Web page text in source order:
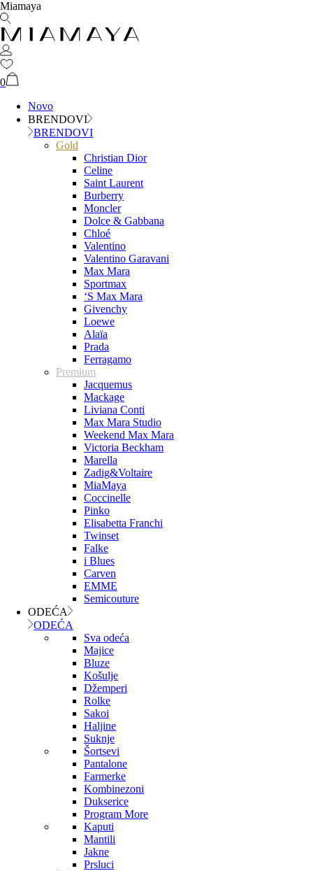
Miamaya
0
Novo
BRENDOVI
BRENDOVI
Gold
Christian Dior
Celine
Saint Laurent
Burberry
Moncler
Dolce & Gabbana
Chloé
Valentino
Valentino Garavani
Max Mara
Sportmax
‘S Max Mara
Givenchy
Loewe
Alaïa
Prada
Ferragamo
Premium
Jacquemus
Mackage
Liviana Conti
Max Mara Studio
Weekend Max Mara
Victoria Beckham
Marella
Zadig&Voltaire
MiaMaya
Coccinelle
Pinko
Elisabetta Franchi
Twinset
Falke
i Blues
Carven
EMME
Semicouture
ODEĆA
ODEĆA
Sva odeća
Majice
Bluze
Košulje
Džemperi
Rolke
Sakoi
Haljine
Suknje
Šortsevi
Pantalone
Farmerke
Kombinezoni
Dukserice
Program More
Kaputi
Mantili
Jakne
Prsluci